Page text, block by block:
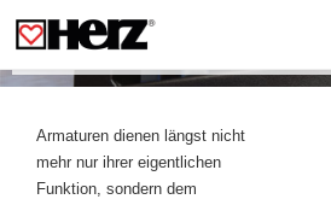
HERZ DE LUXE
Armaturen dienen längst nicht
mehr nur ihrer eigentlichen
Funktion, sondern dem